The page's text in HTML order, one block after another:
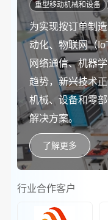
重型移动机械和设备
为实现按订单制
动化、物联网（
网络通信、机器
趋势，新兴技术
机械、设备和零
解决方案。
了解更多
行业合作客户